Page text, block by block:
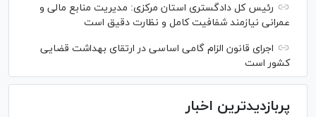
رئیس کل دادگستری استان مرکزی: مدیریت منابع مالی و
عمرانی نیازمند شفافیت کامل و نظارت دقیق است
اجرای قانون الزام گامی اساسی در ارتقای بهداشت قضایی
کشور است
پربازدیدترین اخبار